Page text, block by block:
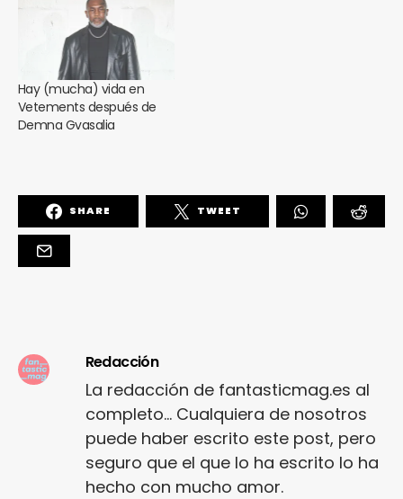
Hay (mucha) vida en
Vetements después de
Demna Gvasalia
SHARE TWEET
Redacción
La redacción de fantasticmag.es al
completo... Cualquiera de nosotros
puede haber escrito este post, pero
seguro que el que lo ha escrito lo ha
hecho con mucho amor.